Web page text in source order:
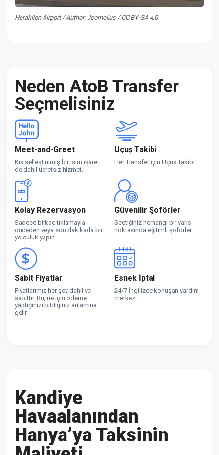
Heraklion Airport / Author: Jcornelius / CC BY-SA 4.0
Neden AtoB Transfer
Seçmelisiniz
Meet-and-Greet
Kişiselleştirilmiş bir isim işareti
de dahil ücretsiz hizmet.
Uçuş Takibi
Her Transfer için Uçuş Takibi.
Kolay Rezervasyon
Sadece birkaç tıklamayla
önceden veya son dakikada bir
yolculuk yapın.
Güvenilir Şoförler
Seçtiğiniz herhangi bir varış
noktasında eğitimli şoförler.
Sabit Fiyatlar
Fiyatlarımız her şey dahil ve
sabittir. Bu, ne için ödeme
yaptığınızı bildiğiniz anlamına
gelir.
Esnek İptal
24/7 İngilizce konuşan yardım
merkezi.
Kandiye
Havaalanından
Hanya’ya Taksinin